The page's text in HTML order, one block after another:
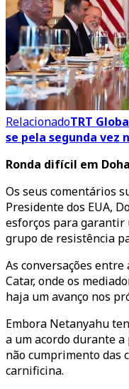
RelacionadoTRT
se pela segunda vez
Ronda difícil em Doha
Os seus comentários
Presidente dos EUA,
esforços para garantir
grupo de resistência
As conversações
Catar, onde os
haja um avanço nos
Embora Netanyahu
a um acordo durante
não cumprimento das
carnificina.